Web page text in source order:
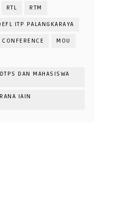
RTL RTM
ITP PALANGKARAYA
CONFERENCE MOU
DAN MAHASISWA
IAIN